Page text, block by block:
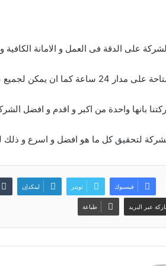
على الدقة فى العمل و الامانة الكافية
يمكن لجميع عملائنا التواصل معنا فى اى وقت مناسب لهم .
بانها واحدة من اكبر و اقدم و افضل
لتحقيق كل ما هو افضل و اسرع و ذلك
فيسبوك تويتر لينكدإن
عبر البريد طباعة
تنظيف فلل بالرياض 0509274867